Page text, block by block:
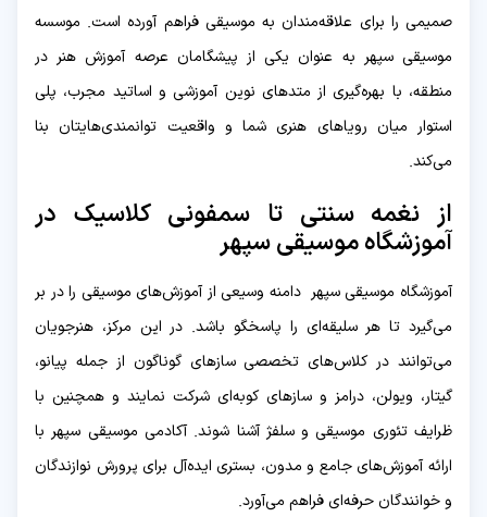
صمیمی را برای علاقه‌مندان به موسیقی فراهم آورده است. موسسه
موسیقی سپهر به عنوان یکی از پیشگامان عرصه آموزش هنر در
منطقه، با بهره‌گیری از متدهای نوین آموزشی و اساتید مجرب، پلی
استوار میان رویاهای هنری شما و واقعیت توانمندی‌هایتان بنا
می‌کند.
از نغمه‌ سنتی تا سمفونی‌ کلاسیک در
آموزشگاه موسیقی سپهر
آموزشگاه موسیقی سپهر دامنه وسیعی از آموزش‌های موسیقی را در بر
می‌گیرد تا هر سلیقه‌ای را پاسخگو باشد. در این مرکز، هنرجویان
می‌توانند در کلاس‌های تخصصی سازهای گوناگون از جمله پیانو،
گیتار، ویولن، درامز و سازهای کوبه‌ای شرکت نمایند و همچنین با
ظرایف تئوری موسیقی و سلفژ آشنا شوند. آکادمی موسیقی سپهر با
ارائه آموزش‌های جامع و مدون، بستری ایده‌آل برای پرورش نوازندگان
و خوانندگان حرفه‌ای فراهم می‌آورد.